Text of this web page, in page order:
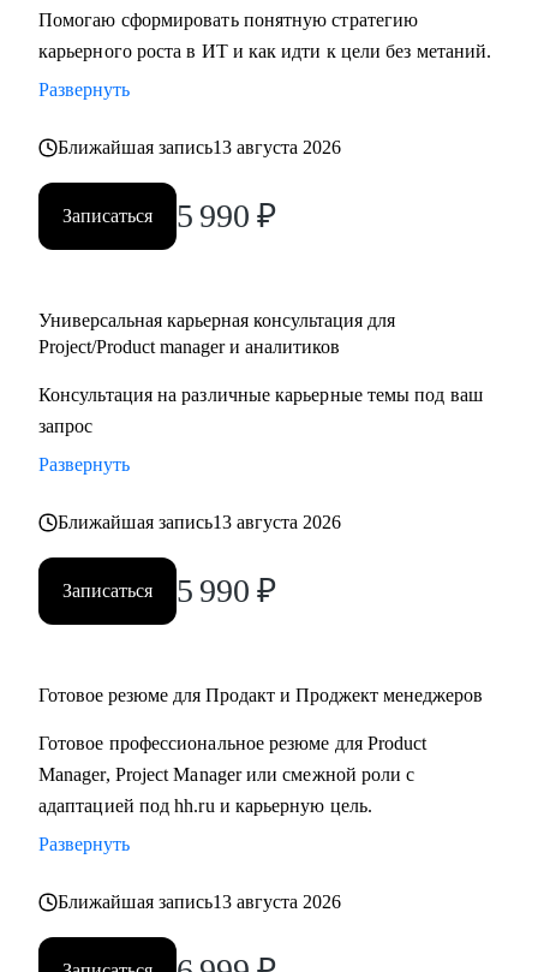
Помогаю сформировать понятную стратегию
карьерного роста в ИТ и как идти к цели без метаний.
Развернуть
Ближайшая запись13 августа 2026
Записаться 5 990 ₽
Универсальная карьерная консультация для
Project/Product manager и аналитиков
Консультация на различные карьерные темы под ваш
запрос
Развернуть
Ближайшая запись13 августа 2026
Записаться 5 990 ₽
Готовое резюме для Продакт и Проджект менеджеров
Готовое профессиональное резюме для Product
Manager, Project Manager или смежной роли с
адаптацией под hh.ru и карьерную цель.
Развернуть
Ближайшая запись13 августа 2026